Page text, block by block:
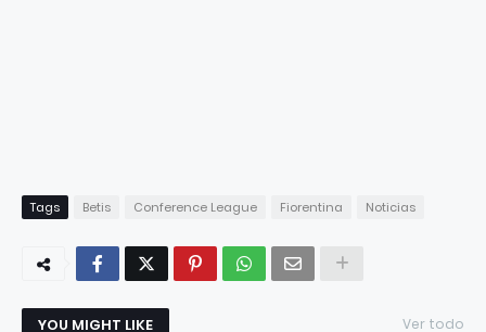
Tags Betis Conference League Fiorentina Noticias
YOU MIGHT LIKE Ver todo